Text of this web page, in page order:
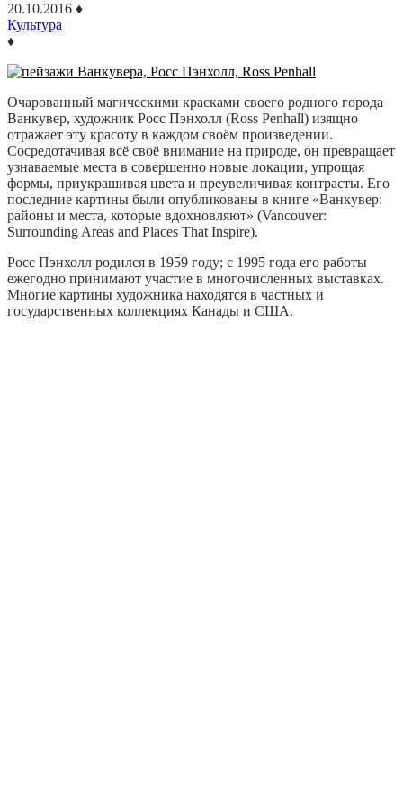
20.10.2016 ♦
Культура
♦
Очарованный магическими красками своего родного города
Ванкувер, художник Росс Пэнхолл (Ross Penhall) изящно
отражает эту красоту в каждом своём произведении.
Сосредотачивая всё своё внимание на природе, он превращает
узнаваемые места в совершенно новые локации, упрощая
формы, приукрашивая цвета и преувеличивая контрасты. Его
последние картины были опубликованы в книге «Ванкувер:
районы и места, которые вдохновляют» (Vancouver:
Surrounding Areas and Places That Inspire).
Росс Пэнхолл родился в 1959 году; с 1995 года его работы
ежегодно принимают участие в многочисленных выставках.
Многие картины художника находятся в частных и
государственных коллекциях Канады и США.